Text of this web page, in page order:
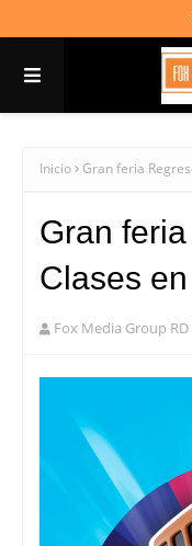
Inicio Gran feria
Gran
Clases
Fox Media Group RD